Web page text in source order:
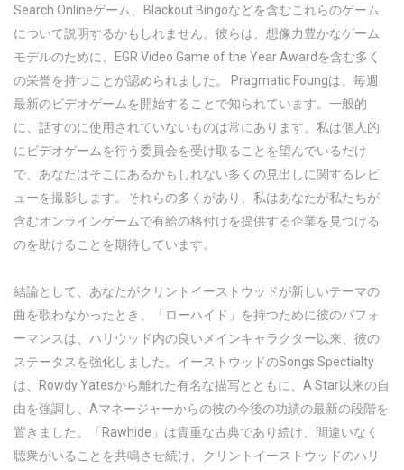
Search Onlineゲーム、Blackout Bingoなどを含むこれらのゲーム
について説明するかもしれません。彼らは、想像力豊かなゲーム
モデルのために、EGR Video Game of the Year Awardを含む多く
の栄誉を持つことが認められました。 Pragmatic Foungは、毎週
最新のビデオゲームを開始することで知られています。一般的
に、話すのに使用されていないものは常にあります。私は個人的
にビデオゲームを行う委員会を受け取ることを望んでいるだけ
で、あなたはそこにあるかもしれない多くの見出しに関するレビ
ューを撮影します。それらの多くがあり、私はあなたが私たちが
含むオンラインゲームで有給の格付けを提供する企業を見つける
のを助けることを期待しています。
結論として、あなたがクリントイーストウッドが新しいテーマの
曲を歌わなかったとき、「ローハイド」を持つために彼のパフォ
ーマンスは、ハリウッド内の良いメインキャラクター以来、彼の
ステータスを強化しました。イーストウッドのSongs Spectialty
は、Rowdy Yatesから離れた有名な描写とともに、A Star以来の自
由を強調し、Aマネージャーからの彼の今後の功績の最新の段階を
置きました。「Rawhide」は貴重な古典であり続け、間違いなく
聴衆がいることを共鳴させ続け、クリントイーストウッドのハリ